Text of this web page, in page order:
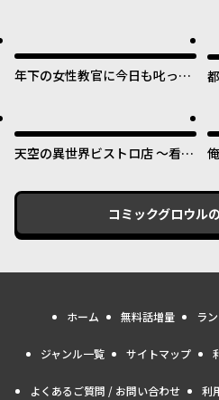
年下の女性教官に今日も叱って
天空の異世界ビストロ店 ～看板
す～
コミックグロウル
ホーム 無料話増量 ラ
ジャンル一覧 サイトマップ
よくあるご質問 / お問い合わせ 利